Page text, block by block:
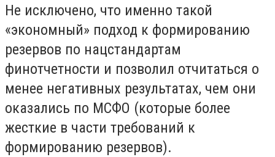
Не исключено, что именно такой
«экономный» подход к формированию
резервов по нацстандартам
финотчетности и позволил отчитаться о
менее негативных результатах, чем они
оказались по МСФО (которые более
жесткие в части требований к
формированию резервов).